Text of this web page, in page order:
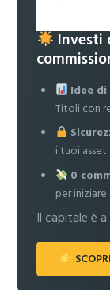
Investi
Idee
Titoli con
i tuoi
0
per
Il capitale è a